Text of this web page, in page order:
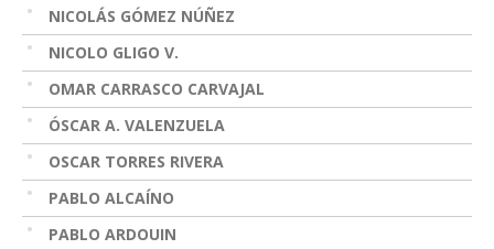
NICOLÁS GÓMEZ NÚÑEZ
NICOLO GLIGO V.
OMAR CARRASCO CARVAJAL
ÓSCAR A. VALENZUELA
OSCAR TORRES RIVERA
PABLO ALCAÍNO
PABLO ARDOUIN